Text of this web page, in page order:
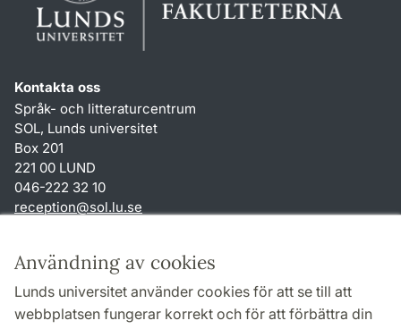
Användning av cookies
Lunds universitet använder cookies för att se till att
webbplatsen fungerar korrekt och för att förbättra din
Kontakta oss
Språk- och litteraturcentrum
SOL, Lunds universitet
Box 201
221 00 LUND
046-222 32 10
reception@sol.lu.se
Genvägar
Om webbplatsen och cookies
Behandling av personuppgifter